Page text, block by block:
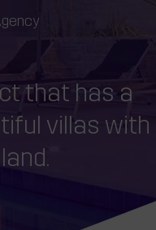
that has a
villas with